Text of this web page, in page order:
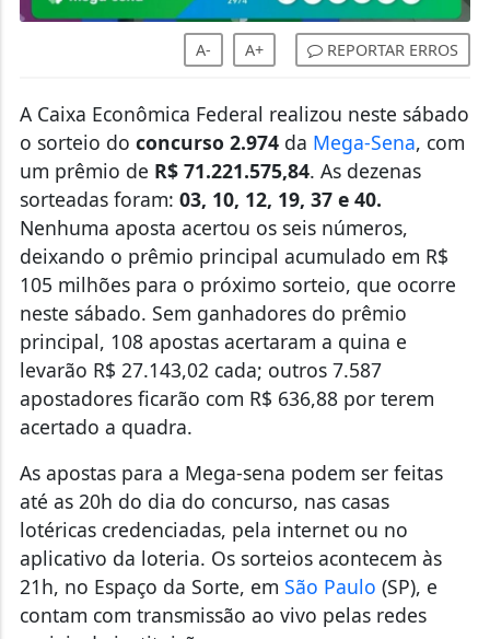
A- A+ REPORTAR ERROS
A Caixa Econômica Federal realizou neste sábado
o sorteio do concurso 2.974da Mega-Sena, com
um prêmio de R$ 71.221.575,84. As dezenas
sorteadas foram: 03, 10, 12, 19, 37 e 40.
Nenhuma aposta acertou os seis números,
deixando o prêmio principal acumulado em R$
105 milhões para o próximo sorteio, que ocorre
neste sábado. Sem ganhadores do prêmio
principal, 108 apostas acertaram a quina e
levarão R$ 27.143,02 cada; outros 7.587
apostadores ficarão com R$ 636,88 por terem
acertado a quadra.
As apostas para a Mega-sena podem ser feitas
até as 20h do dia do concurso, nas casas
lotéricas credenciadas, pela internet ou no
aplicativo da loteria. Os sorteios acontecem às
21h, no Espaço da Sorte, em São Paulo (SP), e
contam com transmissão ao vivo pelas redes